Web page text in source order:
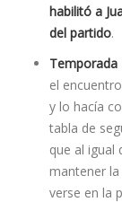
habilitó a
del partido.
Temporada
el
y lo hacía
tabla de
que al igual
mantener
verse en la